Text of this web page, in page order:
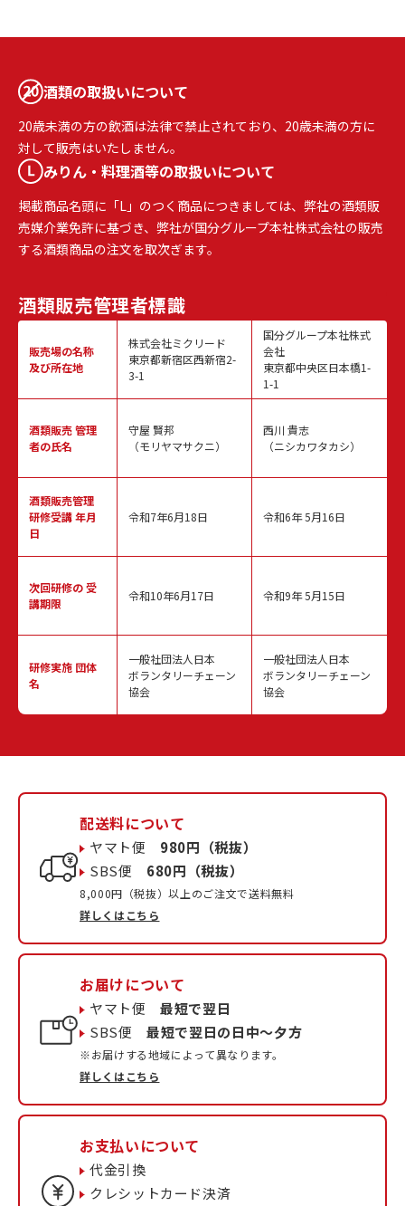
酒類の取扱いについて
20歳未満の方の飲酒は法律で禁止されており、20歳未満の方に
対して販売はいたしません。
みりん・料理酒等の取扱いについて
掲載商品名頭に「L」のつく商品につきましては、弊社の酒類販
売媒介業免許に基づき、弊社が国分グループ本社株式会社の販売
する酒類商品の注文を取次ぎます。
酒類販売管理者標識
販売場の名称
及び所在地
酒類販売管理
者の氏名
酒類販売管理
研修受講 年月
日
次回研修の受
講期限
研修実施 団体
名
株式会社ミクリード
東京都新宿区西新宿2-
3-1
守屋 賢邦
（モリヤマサクニ）
令和7年6月18日
令和10年6月17日
一般社団法人日本
ボランタリーチェーン
協会
国分グループ本社株式
会社
東京都中央区日本橋1-
1-1
西川 貴志
（ニシカワタカシ）
令和6年 5月16日
令和9年 5月15日
一般社団法人日本
ボランタリーチェーン
協会
配送料について
ヤマト便 980円（税抜）
SBS便 680円（税抜）
8,000円（税抜）以上のご注文で送料無料
詳しくはこちら
お届けについて
ヤマト便最短で翌日
SBS便最短で翌日の日中〜夕方
※お届けする地域によって異なります。
詳しくはこちら
お支払いについて
代金引換
クレシットカード決済